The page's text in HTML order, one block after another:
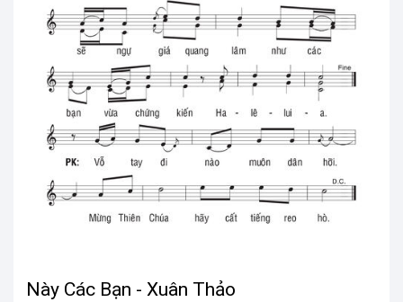
Này Các Bạn - Xuân Thảo